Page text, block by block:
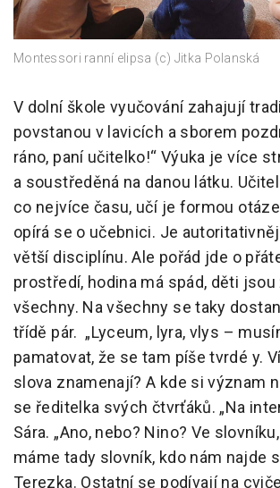
Montessori ranní elipsa (c) Jitka Polanská
V dolní škole vyučování zahajují
povstanou v lavicích a sborem
ráno, paní učitelko!“ Výuka je více
a soustředěná na danou látku.
co nejvíce času, učí je formou
opírá se o učebnici. Je
větší disciplínu. Ale pořád jde o
prostředí, hodina má spád, děti jsou
všechny. Na všechny se taky
třídě pár. „Lyceum, lyra, vlys –
pamatovat, že se tam píše tvrdé y.
slova znamenají? A kde si význam
se ředitelka svých čtvrťáků. „Na
Sára. „Ano, nebo? Nino? Ve
máme tady slovník, kdo nám najde
Terezka. Ostatní se podívají na